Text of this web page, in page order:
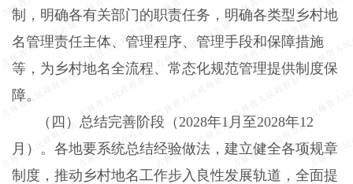
制，明确各有关部门的职责任务，明确各类型乡村地
名管理责任主体、管理程序、管理手段和保障措施
等，为乡村地名全流程、常态化规范管理提供制度保
障。
（四）总结完善阶段（ 2028年1 月至2028年12
月）。 各地要系统总结经验做法，建立健全各项规章
制度，推动乡村地名工作步入良性发展轨道，全面提